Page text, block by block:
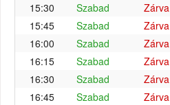
15:30
Szabad Zárva
15:45
Szabad Zárva
16:00
Szabad Zárva
16:15
Szabad Zárva
16:30
Szabad Zárva
16:45
Szabad Zárva